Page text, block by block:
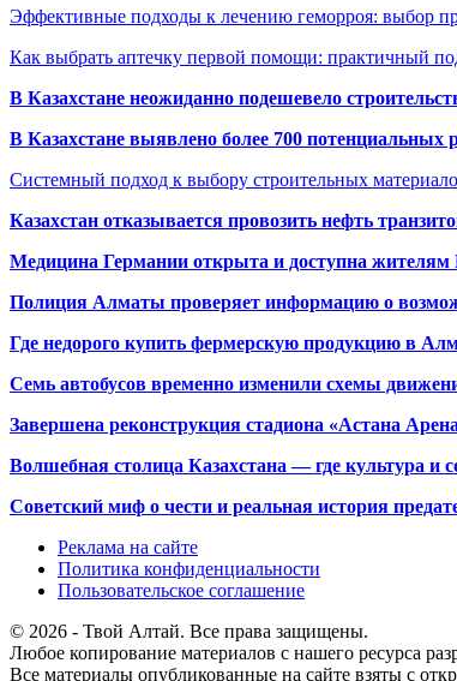
Эффективные подходы к лечению геморроя: выбор
Как выбрать аптечку первой помощи: практичный
В Казахстане неожиданно подешевело
В Казахстане выявлено более 700 потенциальных
Системный подход к выбору строительных
Казахстан отказывается провозить нефть
Медицина Германии открыта и доступна жителям
Полиция Алматы проверяет информацию о
Где недорого купить фермерскую продукцию в
Семь автобусов временно изменили схемы
Завершена реконструкция стадиона «Астана
Волшебная столица Казахстана — где культура и
Советский миф о чести и реальная история
Реклама на сайте
Политика конфиденциальности
Пользовательское соглашение
© 2026 - Твой Алтай. Все права защищены.
Любое копирование материалов с нашего ресурса
Все материалы опубликованные на сайте взяты с